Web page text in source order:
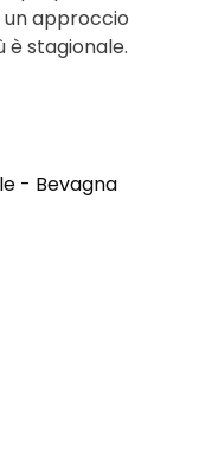
un approccio
è stagionale.
- Bevagna